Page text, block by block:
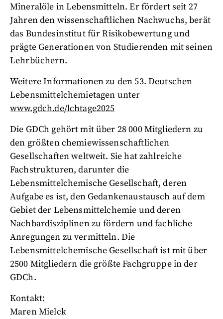
Mineralöle in Lebensmitteln. Er fördert seit 27
Jahren den wissenschaftlichen Nachwuchs, berät
das Bundesinstitut für Risikobewertung und
prägte Generationen von Studierenden mit seinen
Lehrbüchern.
Weitere Informationen zu den 53. Deutschen
Lebensmittelchemietagen unter
www.gdch.de/lchtage2025
Die GDCh gehört mit über 28 000 Mitgliedern zu
den größten chemiewissenschaftlichen
Gesellschaften weltweit. Sie hat zahlreiche
Fachstrukturen, darunter die
Lebensmittelchemische Gesellschaft, deren
Aufgabe es ist, den Gedankenaustausch auf dem
Gebiet der Lebensmittelchemie und deren
Nachbardisziplinen zu fördern und fachliche
Anregungen zu vermitteln. Die
Lebensmittelchemische Gesellschaft ist mit über
2500 Mitgliedern die größte Fachgruppe in der
GDCh.
Kontakt:
Maren Mielck